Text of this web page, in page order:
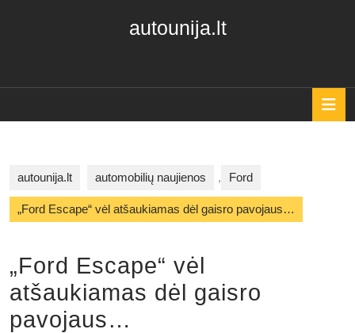
autounija.lt
autounija.lt automobilių naujienos , Ford
„Ford Escape“ vėl atšaukiamas dėl gaisro pavojaus…
„Ford Escape“ vėl
atšaukiamas dėl gaisro
pavojaus…